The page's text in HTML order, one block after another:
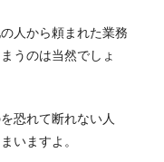
人から頼まれた業務
うのは当然でしょ
恐れて断れない人
いますよ。